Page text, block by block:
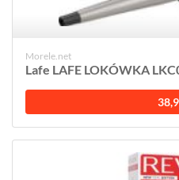
Morele.net
Lafe LAFE LOKÓWKA